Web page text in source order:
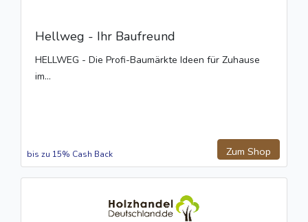
Hellweg - Ihr Baufreund
HELLWEG - Die Profi-Baumärkte Ideen für Zuhause
im...
Zum Shop
bis zu 15% Cash Back